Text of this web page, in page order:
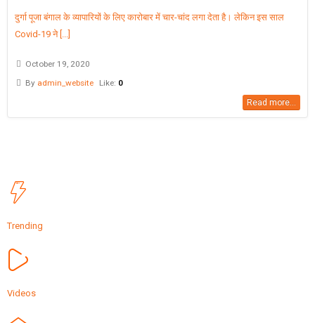
दुर्गा पूजा बंगाल के व्यापारियों के लिए कारोबार में चार-चांद लगा देता है। लेकिन इस साल
Covid-19 ने [...]
October 19, 2020
By admin_website Like: 0
Read more...
Trending
Videos